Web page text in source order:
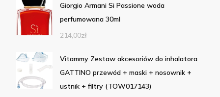
Giorgio Armani Si Passione woda
perfumowana 30ml
214,00zł
Vitammy Zestaw akcesoriów do inhalatora
GATTINO przewód + maski + nosownik +
ustnik + filtry (TOW017143)